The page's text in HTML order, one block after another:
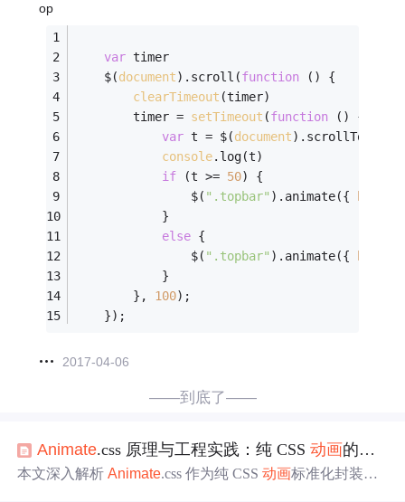
op
var timer
    $(
document).scroll(function ( ) {
clearTimeout (timer)
        timer =
setTimeout (function ( ) {
var t = $(document).scrollTop();
console.log(t)
if (t >= 50) {
                $(
".topbar" ).animate({
            }
else {
                $(
".topbar" ).animate({
            }
        },
100);
    });
2017-04-06
——到底了——
Animate.css 原理与工程实践：纯 CSS动画的标准化封装
本文深入解析Animate.css 作为纯 CSS动画标准化封装工